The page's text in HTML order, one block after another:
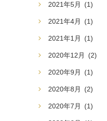
2021年5月 (1)
2021年4月 (1)
2021年1月 (1)
2020年12月 (2)
2020年9月 (1)
2020年8月 (2)
2020年7月 (1)